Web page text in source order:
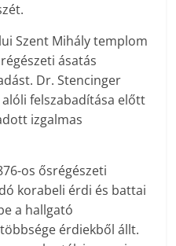
Szent Mihály templom
ásatás
Dr. Stencinger
felszabadítása előtt
izgalmas
os ősrégészeti
korabeli érdi és battai
a hallgató
érdiekből állt.